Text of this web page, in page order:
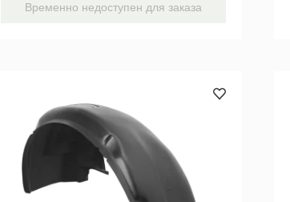
Временно недоступен для заказа